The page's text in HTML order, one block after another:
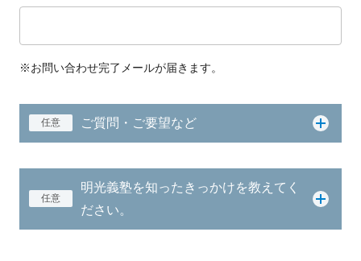
※お問い合わせ完了メールが届きます。
任意 ご質問・ご要望など
任意
明光義塾を知ったきっかけを教えてく
ださい。